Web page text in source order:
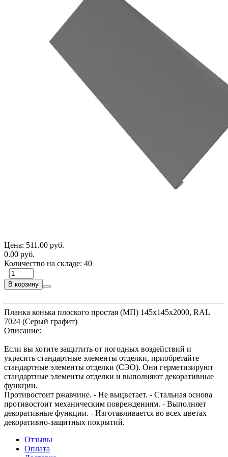
Цена: 511.00 руб.
0.00 руб.
Количество на складе: 40
В корзину
Планка конька плоского простая (МП) 145х145х2000, RAL
7024 (Серый графит)
Описание:
Если вы хотите защитить от погодных воздействий и
украсить стандартные элементы отделки, приобретайте
стандартные элементы отделки (СЭО). Они герметизируют
стандартные элементы отделки и выполняют декоративные
функции.
Противостоит ржавчине. - Не выцветает. - Стальная основа
противостоит механическим повреждениям. - Выполняет
декоративные функции. - Изготавливается во всех цветах
декоративно-защитных покрытий.
Отзывы
Оплата